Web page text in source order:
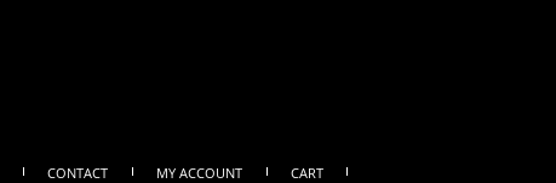
CONTACT MY ACCOUNT CART